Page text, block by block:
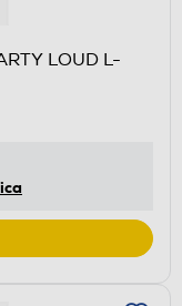
LOUD L-